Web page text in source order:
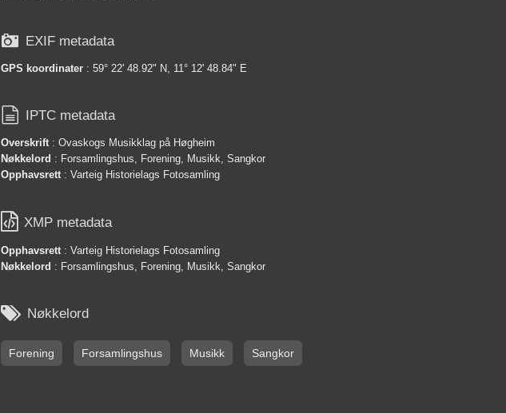
 EXIF metadata
GPS koordinater : 59° 22' 48.92" N, 11° 12' 48.84" E
 IPTC metadata
Overskrift: Ovaskogs Musikklag på Høgheim
Nøkkelord : Forsamlingshus, Forening, Musikk, Sangkor
Opphavsrett: Varteig Historielags Fotosamling
 XMP metadata
Opphavsrett: Varteig Historielags Fotosamling
Nøkkelord : Forsamlingshus, Forening, Musikk, Sangkor
 Nøkkelord
Forening Forsamlingshus Musikk Sangkor